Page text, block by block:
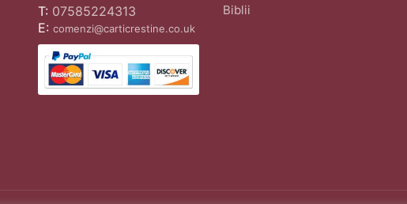
T: 07585224313
E: comenzi@carticrestine.co.uk
Biblii